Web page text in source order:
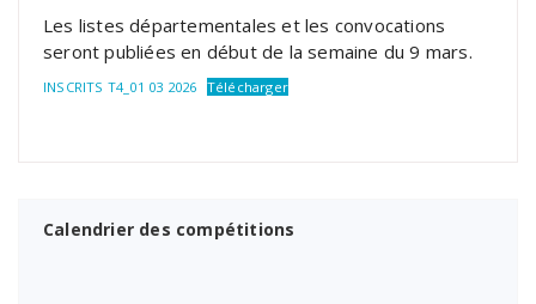
Les listes départementales et les convocations
seront publiées en début de la semaine du 9 mars.
INSCRITS T4_01 03 2026 Télécharger
Calendrier des compétitions